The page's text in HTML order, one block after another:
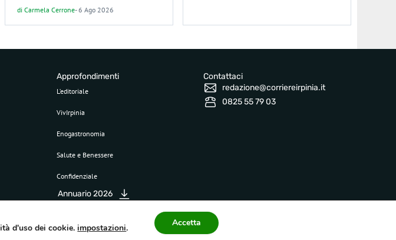
di Carmela Cerrone-6 Ago 2026
Approfondimenti
L’editoriale
VivIrpinia
Enogastronomia
Salute e Benessere
Confidenziale
Annuario 2026
Contattaci
redazione@corriereirpinia.it
0825 55 79 03
d'uso dei cookie.impostazioni. Accetta